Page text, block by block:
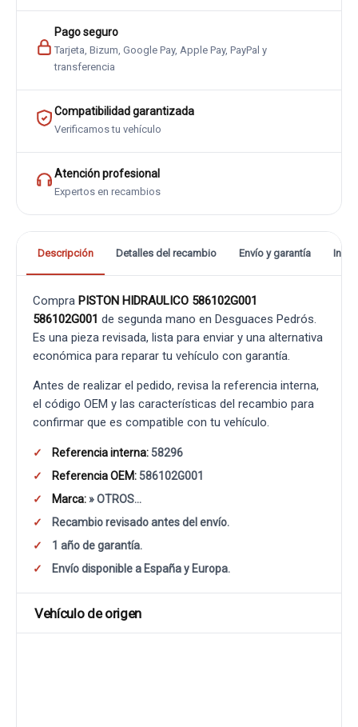
Pago seguro
Tarjeta, Bizum, Google Pay, Apple Pay, PayPal y
transferencia
Compatibilidad garantizada
Verificamos tu vehículo
Atención profesional
Expertos en recambios
Descripción Detalles del recambio Envío y garantía
Compra PISTON HIDRAULICO 586102G001
586102G001 de segunda mano en Desguaces Pedrós.
Es una pieza revisada, lista para enviar y una alternativa
económica para reparar tu vehículo con garantía.
Antes de realizar el pedido, revisa la referencia interna,
el código OEM y las características del recambio para
confirmar que es compatible con tu vehículo.
Referencia interna: 58296
Referencia OEM: 586102G001
Marca:» OTROS...
Recambio revisado antes del envío.
1 año de garantía.
Envío disponible a España y Europa.
Vehículo de origen